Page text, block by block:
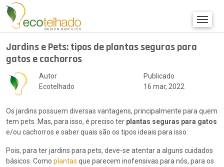
Jardins e Pets: tipos de plantas seguras para
gatos e cachorros
Autor
Ecotelhado
Publicado
16 mar, 2022
Os jardins possuem diversas vantagens, principalmente para quem
tem pets. Mas, para isso, é preciso ter plantas seguras para gatos
e/ou cachorros e saber quais são os tipos ideais para isso.
Pois, para ter jardins para pets, deve-se atentar a alguns cuidados
básicos. Como plantas que parecem inofensivas para nós, para os